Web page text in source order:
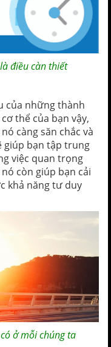
điều càn thiết
của những thành
thể của bạn vậy,
càng săn chắc và
giúp bạn tập trung
việc quan trọng
còn giúp bạn cải
khả năng tư duy
ở mỗi chúng ta